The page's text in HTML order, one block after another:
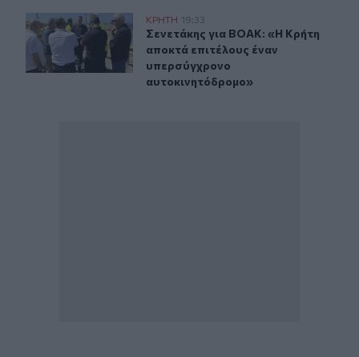
Σενετάκης για ΒΟΑΚ: «Η Κρήτη αποκτά επιτέλους
ΚΡΗΤΗ 19:33
Σενετάκης για ΒΟΑΚ: «Η Κρήτη
Σενετάκης για ΒΟΑΚ: «Η Κρήτη
αποκτά επιτέλους έναν
υπερσύγχρονο
αυτοκινητόδρομο»